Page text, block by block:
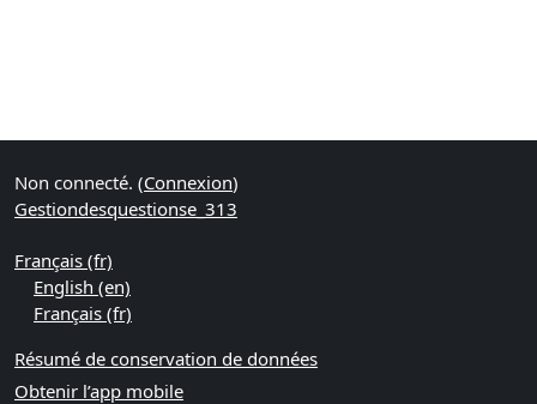
Non connecté. (Connexion)
Gestiondesquestionse_313
Français ‎(fr)‎
English ‎(en)‎
Français ‎(fr)‎
Résumé de conservation de données
Obtenir l’app mobile